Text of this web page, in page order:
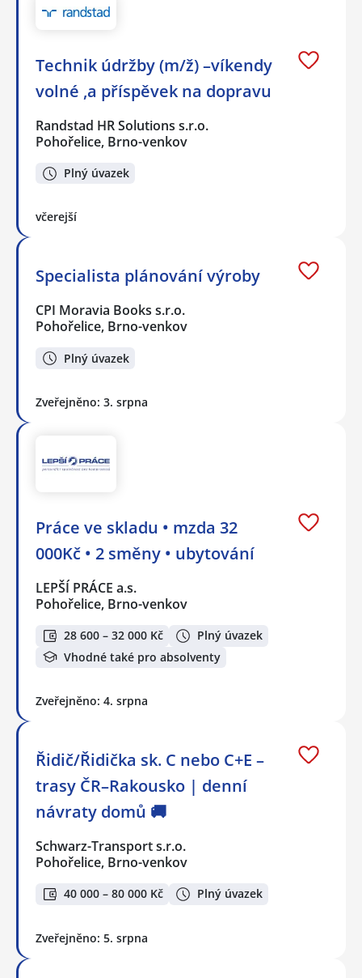
Technik údržby (m/ž) –víkendy
volné ,a příspěvek na dopravu
Randstad HR Solutions s.r.o.
Pohořelice, Brno-venkov
Plný úvazek
včerejší
Specialista plánování výroby
CPI Moravia Books s.r.o.
Pohořelice, Brno-venkov
Plný úvazek
Zveřejněno: 3. srpna
Práce ve skladu • mzda 32
000Kč • 2 směny • ubytování
LEPŠÍ PRÁCE a.s.
Pohořelice, Brno-venkov
28 600 – 32 000 Kč
Plný úvazek
Vhodné také pro absolventy
Zveřejněno: 4. srpna
Řidič/Řidička sk. C nebo C+E –
trasy ČR–Rakousko | denní
návraty domů 🚚
Schwarz-Transport s.r.o.
Pohořelice, Brno-venkov
40 000 – 80 000 Kč Plný úvazek
Zveřejněno: 5. srpna